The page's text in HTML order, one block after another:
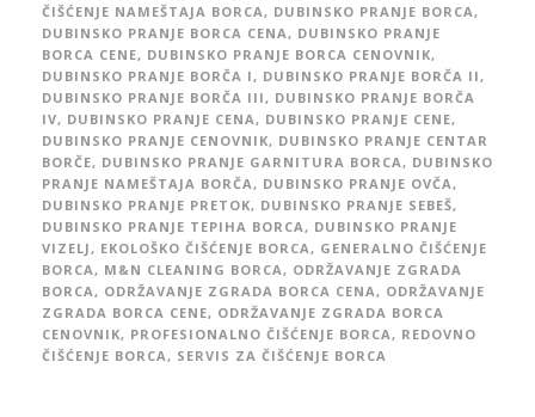
ČIŠĆENJE NAMEŠTAJA BORCA , DUBINSKO PRANJE BORCA ,
DUBINSKO PRANJE BORCA CENA , DUBINSKO PRANJE
BORCA CENE, DUBINSKO PRANJE BORCA CENOVNIK,
DUBINSKO PRANJE BORČA I , DUBINSKO PRANJE BORČA II ,
DUBINSKO PRANJE BORČA III , DUBINSKO PRANJE BORČA
IV, DUBINSKO PRANJE CENA , DUBINSKO PRANJE CENE,
DUBINSKO PRANJE CENOVNIK, DUBINSKO PRANJE CENTAR
BORČE, DUBINSKO PRANJE GARNITURA BORCA , DUBINSKO
PRANJE NAMEŠTAJA BORČA , DUBINSKO PRANJE OVČA ,
DUBINSKO PRANJE PRETOK, DUBINSKO PRANJE SEBEŠ,
DUBINSKO PRANJE TEPIHA BORCA , DUBINSKO PRANJE
VIZELJ , EKOLOŠKO ČIŠĆENJE BORCA , GENERALNO ČIŠĆENJE
BORCA , M&N CLEANING BORCA , ODRŽAVANJE ZGRADA
BORCA , ODRŽAVANJE ZGRADA BORCA CENA , ODRŽAVANJE
ZGRADA BORCA CENE, ODRŽAVANJE ZGRADA BORCA
CENOVNIK, PROFESIONALNO ČIŠĆENJE BORCA , REDOVNO
ČIŠĆENJE BORCA , SERVIS ZA ČIŠĆENJE BORCA